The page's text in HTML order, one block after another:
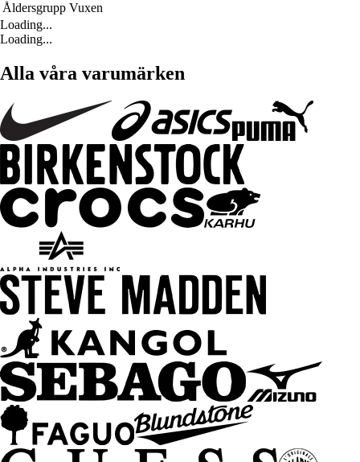
Åldersgrupp Vuxen
Loading...
Loading...
Alla våra varumärken